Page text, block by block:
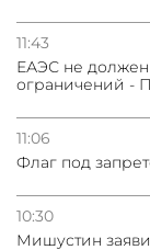
11:43
ЕАЭС не должен
ограничений -
11:06
Флаг под
10:30
Мишустин